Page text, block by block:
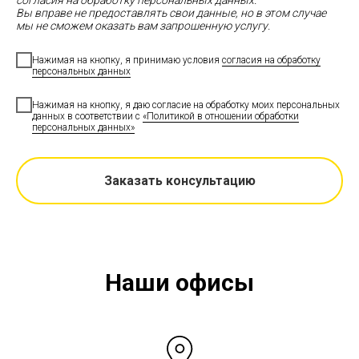
Вы вправе не предоставлять свои данные, но в этом случае
мы не сможем оказать вам запрошенную услугу.
Нажимая на кнопку, я принимаю условия согласия на обработку
персональных данных
Нажимая на кнопку, я даю согласие на обработку моих персональных
данных в соответствии с «Политикой в отношении обработки
персональных данных»
Заказать консультацию
Наши офисы